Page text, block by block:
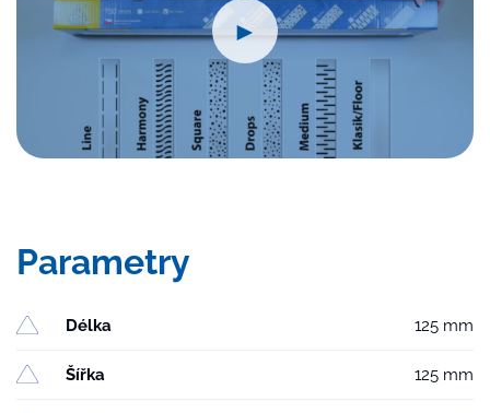
►
Parametry
Délka 125 mm
Šířka 125 mm